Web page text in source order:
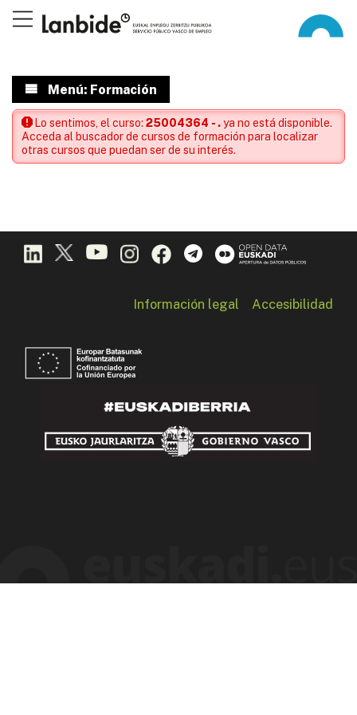
Menú: Formación
Lo sentimos, el curso:25004364 - .ya no está disponible.
Acceda al buscador de cursos de formación para localizar
otras cursos que puedan ser de su interés.
Información legal Accesibilidad